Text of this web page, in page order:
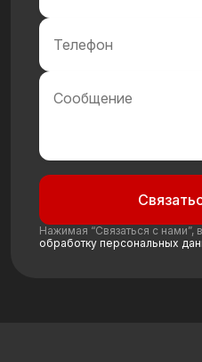
Нажимая “Связаться с нами”,
обработку персональных